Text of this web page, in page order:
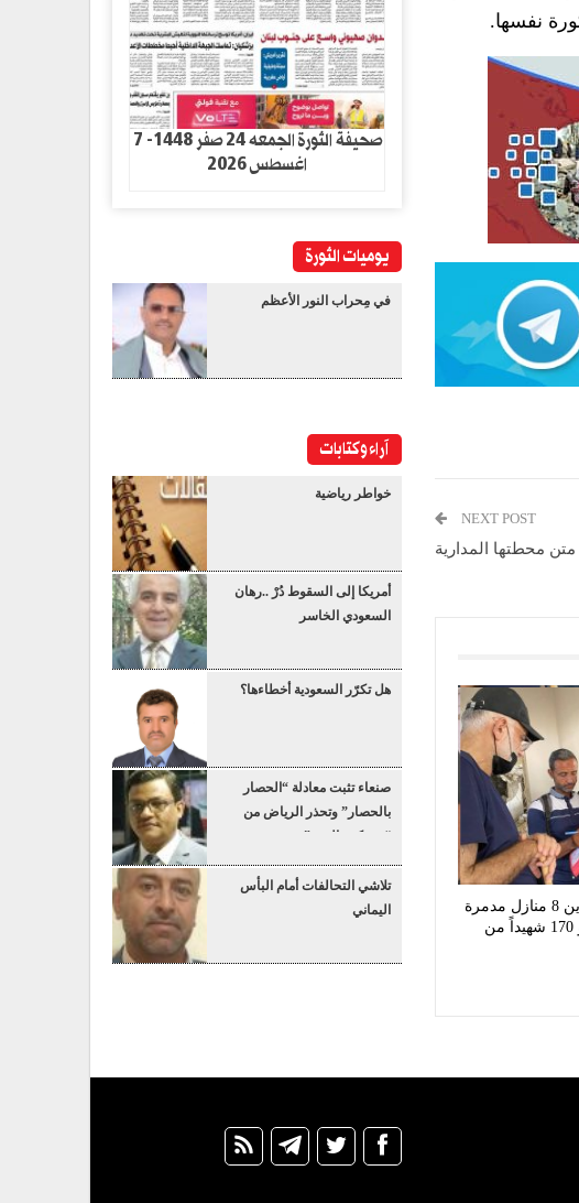
NEXT POST
الدفاع المدني في غزة يعاين 8 منازل مدمرة
تمهيداً لانتشال جثامين نحو 170 شهيداً من
صحيفة الثورة الجمعه 24 صفر 1448- 7
اغسطس 2026
يوميات الثورة
في مِحراب النور الأعظم
آراء وكتابات
خواطر رياضية
أمريكا إلى السقوط دُرْ ..رهان
السعودي الخاسر
هل تكرّر السعودية أخطاءها؟
صنعاء تثبت معادلة “الحصار
بالحصار” وتحذر الرياض من
“عسكرة البحر”
تلاشي التحالفات أمام البأس
اليماني